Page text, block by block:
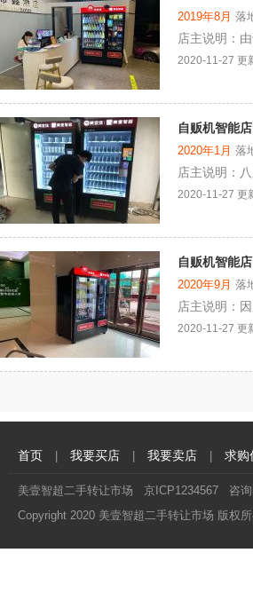
2019年8月 落
店主说明：
2020-11-27 更
自贩机智能
2020年1月 落
店主说明：
2020-11-27 更
自贩机智能
2020年9月 落
店主说明：
2020-11-27 更
首页 我要买店 我要卖店 求购
美壹智超二手转让市场 京ICP1234567 咨询
Copyright 2020 美壹智超二手转让市场 版